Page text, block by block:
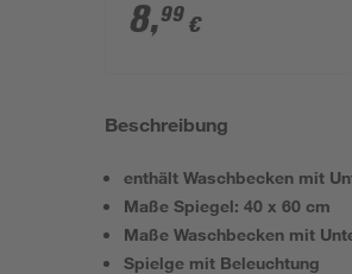
mm
8,99 €
Beschreibung
enthält Waschbecken mit
Maße Spiegel: 40 x 60 cm
Maße Waschbecken mit
Spielge mit Beleuchtung